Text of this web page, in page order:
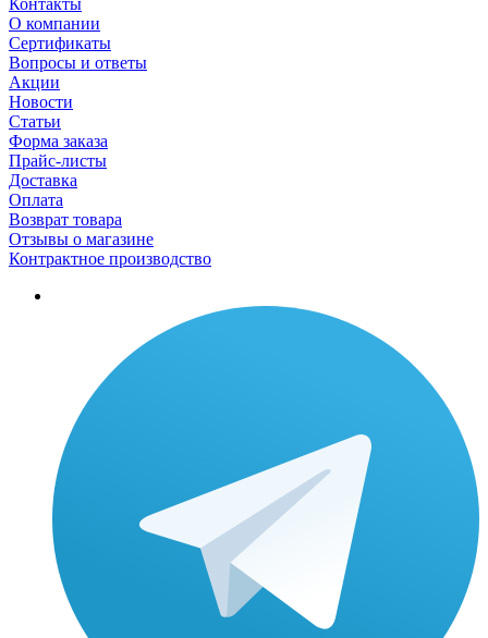
Контакты
О компании
Сертификаты
Вопросы и ответы
Акции
Новости
Статьи
Форма заказа
Прайс-листы
Доставка
Оплата
Возврат товара
Отзывы о магазине
Контрактное производство